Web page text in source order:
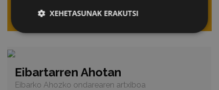
Eibartarren Ahotan
Eibarko Ahozko ondarearen artxiboa
XEHETASUNAK ERAKUTSI